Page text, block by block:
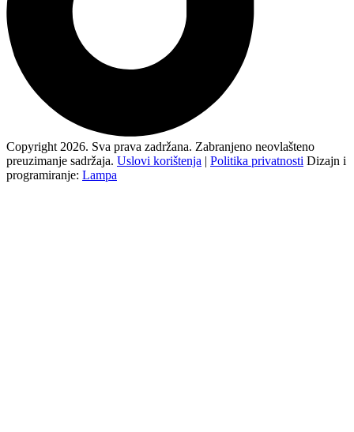
Copyright 2026. Sva prava zadržana. Zabranjeno neovlašteno
preuzimanje sadržaja. Uslovi korištenja | Politika privatnosti Dizajn i
programiranje: Lampa